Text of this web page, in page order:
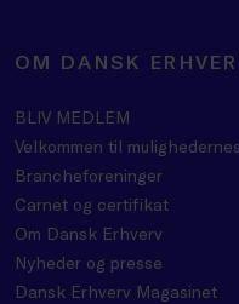
OM DANSK
BLIV MEDLEM
Velkommen til
Brancheforeninger
Carnet og certifikat
Om Dansk Erhverv
Nyheder og presse
Dansk Erhverv Magasinet